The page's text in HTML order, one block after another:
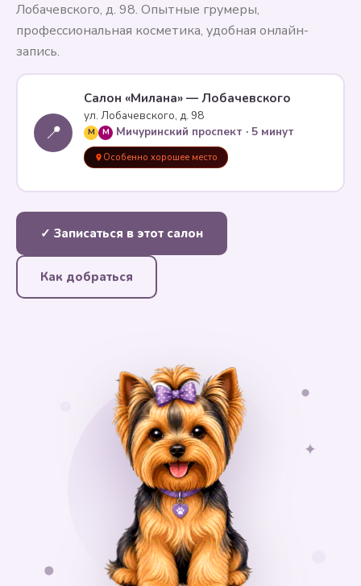
Лобачевского, д. 98. Опытные грумеры,
профессиональная косметика, удобная онлайн-
запись.
📍
Салон «Милана» — Лобачевского
ул. Лобачевского, д. 98
M M Мичуринский проспект · 5 минут
Особенно хорошее место
✓ Записаться в этот салон
Как добраться
✦
✦